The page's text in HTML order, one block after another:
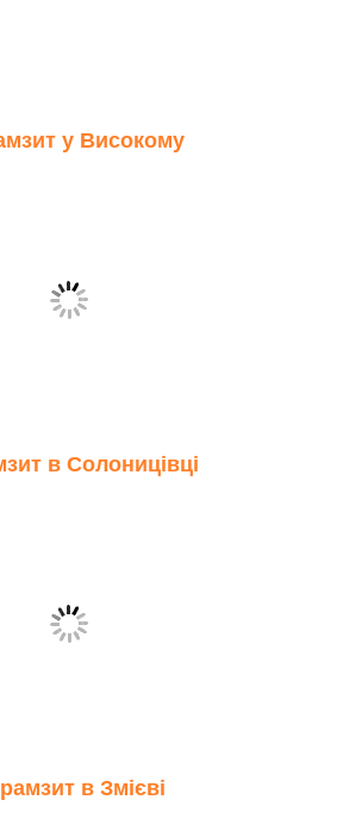
у Високому
в Солоницівці
в Змієві